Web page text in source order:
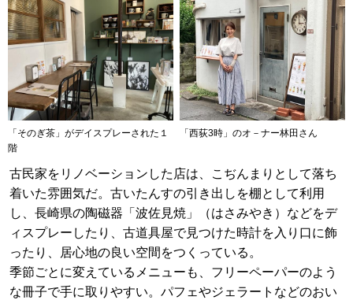
古民家をリノベーションした店は、こぢんまりとして落ち
着いた雰囲気だ。古いたんすの引き出しを棚として利用
し、長崎県の陶磁器「波佐見焼」（はさみやき）などをデ
ィスプレーしたり、古道具屋で見つけた時計を入り口に飾
ったり、居心地の良い空間をつくっている。
季節ごとに変えているメニューも、フリーペーパーのよう
な冊子で手に取りやすい。パフェやジェラートなどのおい
「そのぎ茶」がデイスプレーされた１
階
「西荻3時」のオ－ナー林田さん